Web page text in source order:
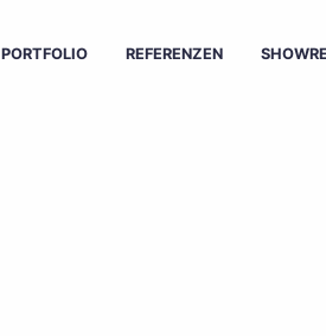
PORTFOLIO REFERENZEN